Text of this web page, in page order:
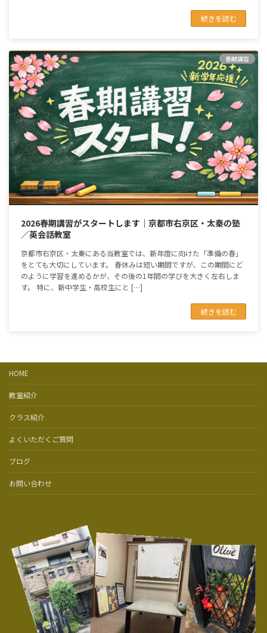
続きを読む
春期講習
2026春期講習がスタートします｜京都市右京区・太秦の塾
／英会話教室
京都市右京区・太秦にある当教室では、新年度に向けた「準備の春」
をとても大切にしています。 春休みは短い期間ですが、この期間にど
のように学習を進めるかが、その後の1年間の学びを大きく左右しま
す。 特に、新中学生・高校生にと […]
続きを読む
HOME
教室紹介
クラス紹介
よくいただくご質問
ブログ
お問い合わせ